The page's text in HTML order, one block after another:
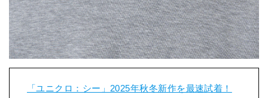
「ユニクロ：シー」2025年秋冬新作を最速試着！